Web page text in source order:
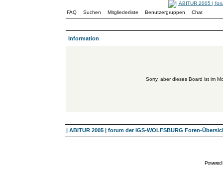
FAQ Suchen Mitgliederliste Benutzergruppen Chat
Information
Sorry, aber dieses Board ist im
| ABITUR 2005 | forum der IGS-WOLFSBURG Foren-
Powered